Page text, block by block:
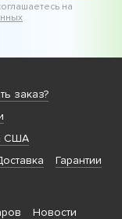
на
заказ?
США
Гарантии
Новости